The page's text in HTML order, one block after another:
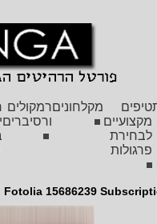
טיפים
מקצועיים
לבחירת
פרגולות
מקלחוניםרמקולים
ורסיברים
Fotolia 15686239